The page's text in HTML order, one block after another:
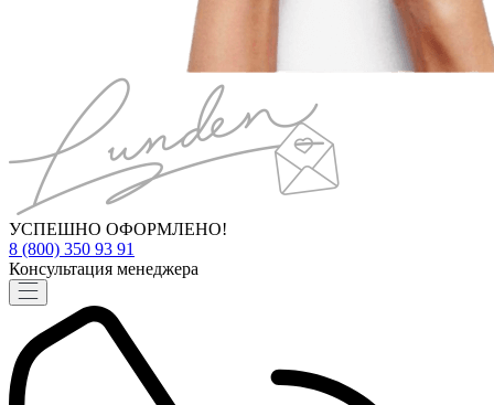
УСПЕШНО ОФОРМЛЕНО!
8 (800) 350 93 91
Консультация менеджера